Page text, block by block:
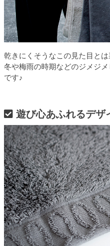
乾きにくそうなこの見た目とは
冬や梅雨の時期などのジメジ
です♪
遊び心あふれるデザ